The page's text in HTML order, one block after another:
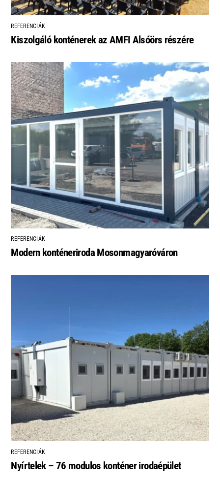
REFERENCIÁK
Kiszolgáló konténerek az AMFI Alsóörs részére
REFERENCIÁK
Modern konténeriroda Mosonmagyaróváron
REFERENCIÁK
Nyírtelek – 76 modulos konténer irodaépület